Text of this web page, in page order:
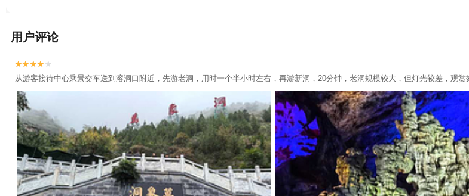
用户评论


从游客接待中心乘景交车送到溶洞口附近，先游老洞，用时一个半小时左右，再游新洞，20分钟，老洞规模较大，但灯光较差，观